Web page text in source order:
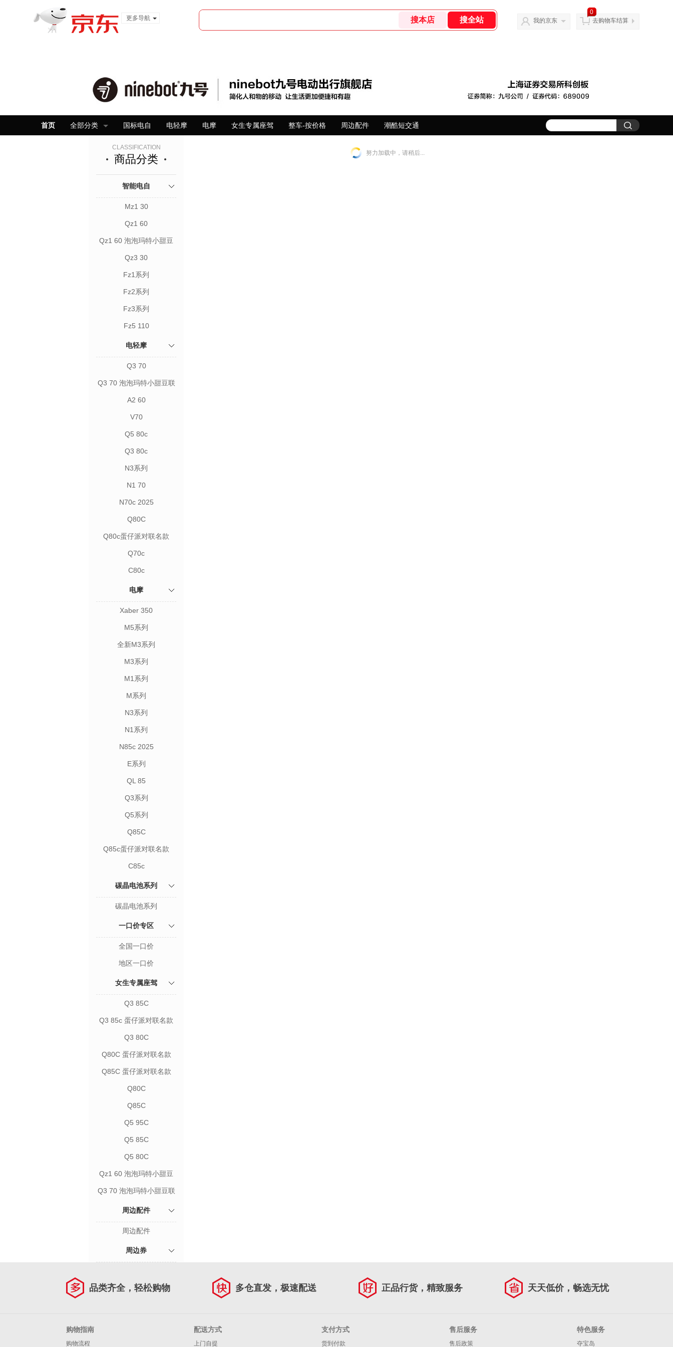
更多导航
我的京东
0
去购物车结算
首页 全部分类 国标电自 电轻摩 电摩 女生专属座驾 整车-按价格 周边配件 潮酷短交通
CLASSIFICATION
商品分类
智能电自
Mz1 30
Qz1 60
Qz1 60 泡泡玛特小甜豆
Qz3 30
Fz1系列
Fz2系列
Fz3系列
Fz5 110
电轻摩
Q3 70
Q3 70 泡泡玛特小甜豆联
A2 60
V70
Q5 80c
Q3 80c
N3系列
N1 70
N70c 2025
Q80C
Q80c蛋仔派对联名款
Q70c
C80c
电摩
Xaber 350
M5系列
全新M3系列
M3系列
M1系列
M系列
N3系列
N1系列
N85c 2025
E系列
QL 85
Q3系列
Q5系列
Q85C
Q85c蛋仔派对联名款
C85c
碳晶电池系列
碳晶电池系列
一口价专区
全国一口价
地区一口价
女生专属座驾
Q3 85C
Q3 85c 蛋仔派对联名款
Q3 80C
Q80C 蛋仔派对联名款
Q85C 蛋仔派对联名款
Q80C
Q85C
Q5 95C
Q5 85C
Q5 80C
Qz1 60 泡泡玛特小甜豆
联名款
Q3 70 泡泡玛特小甜豆联
周边配件
周边配件
周边券
努力加载中，请稍后...
品类齐全，轻松购物 多仓直发，极速配送 正品行货，精致服务 天天低价，畅选无忧
购物指南
购物流程
配送方式
上门自提
支付方式
货到付款
售后服务
售后政策
特色服务
夺宝岛